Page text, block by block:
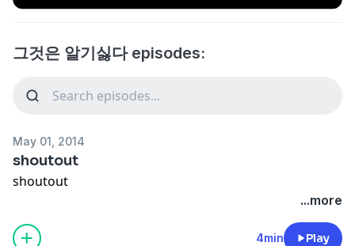
그것은 알기싫다 episodes:
May 01, 2014
shoutout
shoutout
...more
4min Play